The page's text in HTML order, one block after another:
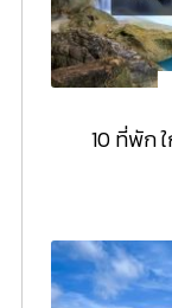
10 ที่พัก